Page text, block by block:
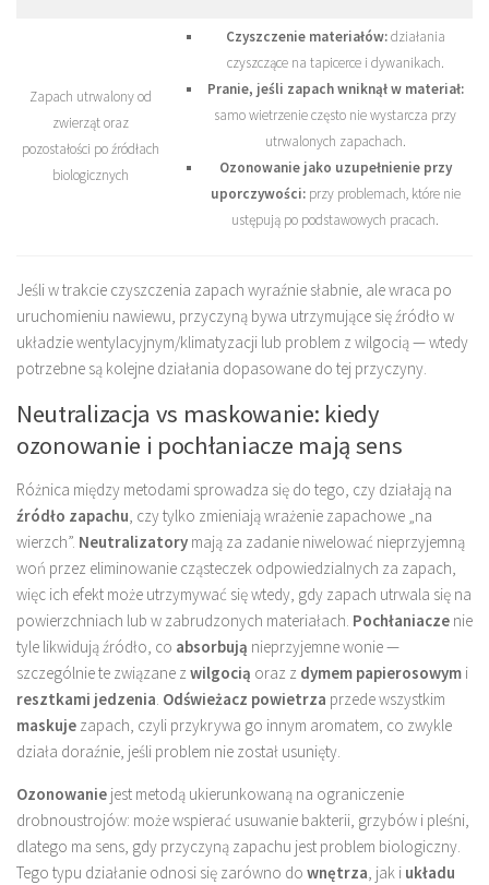
Zapach utrwalony od
zwierząt oraz
pozostałości po źródłach
biologicznych
Czyszczenie materiałów:działania
czyszczące na tapicerce i dywanikach.
Pranie, jeśli zapach wniknął w materiał:
samo wietrzenie często nie wystarcza przy
utrwalonych zapachach.
Ozonowanie jako uzupełnienie przy
uporczywości:przy problemach, które nie
ustępują po podstawowych pracach.
Jeśli w trakcie czyszczenia zapach wyraźnie słabnie, ale wraca po
uruchomieniu nawiewu, przyczyną bywa utrzymujące się źródło w
układzie wentylacyjnym/klimatyzacji lub problem z wilgocią — wtedy
potrzebne są kolejne działania dopasowane do tej przyczyny.
Neutralizacja vs maskowanie: kiedy
ozonowanie i pochłaniacze mają sens
Różnica między metodami sprowadza się do tego, czy działają na
źródło zapachu, czy tylko zmieniają wrażenie zapachowe „na
wierzch”. Neutralizatory mają za zadanie niwelować nieprzyjemną
woń przez eliminowanie cząsteczek odpowiedzialnych za zapach,
więc ich efekt może utrzymywać się wtedy, gdy zapach utrwala się na
powierzchniach lub w zabrudzonych materiałach. Pochłaniacze nie
tyle likwidują źródło, co absorbują nieprzyjemne wonie —
szczególnie te związane z wilgocią oraz z dymem papierosowym i
resztkami jedzenia. Odświeżacz powietrza przede wszystkim
maskuje zapach, czyli przykrywa go innym aromatem, co zwykle
działa doraźnie, jeśli problem nie został usunięty.
Ozonowanie jest metodą ukierunkowaną na ograniczenie
drobnoustrojów: może wspierać usuwanie bakterii, grzybów i pleśni,
dlatego ma sens, gdy przyczyną zapachu jest problem biologiczny.
Tego typu działanie odnosi się zarówno do wnętrza, jak i układu